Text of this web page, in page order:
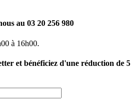
au 03 20 256 980
à 16h00.
et bénéficiez d'une réduction de 5